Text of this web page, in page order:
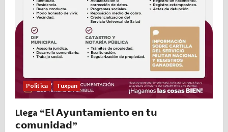
Politica Tuxpan
Llega “𝗘𝗹 𝗔𝘆𝘂𝗻𝘁𝗮𝗺𝗶𝗲𝗻𝘁𝗼 𝗲𝗻 𝘁𝘂
𝗰𝗼𝗺𝘂𝗻𝗶𝗱𝗮𝗱”